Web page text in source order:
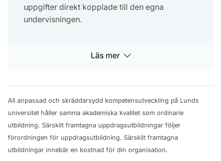
uppgifter direkt kopplade till den egna
undervisningen.
Läs mer
All anpassad och skräddarsydd kompetensutveckling på Lunds
universitet håller samma akademiska kvalitet som ordinarie
utbildning. Särskilt framtagna uppdragsutbildningar följer
förordningen för uppdragsutbildning. Särskilt framtagna
utbildningar innebär en kostnad för din organisation.